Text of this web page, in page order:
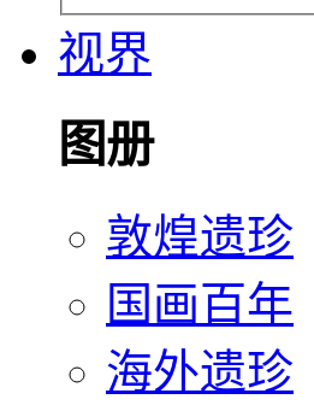
视界
图册
敦煌遗珍
国画百年
海外遗珍